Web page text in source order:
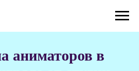
аниматоров в